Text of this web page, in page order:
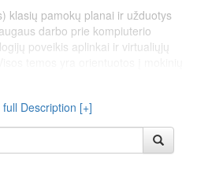
klasių pamokų planai ir užduotys
darbo prie kompiuterio
poveikis aplinkai ir virtualiųjų
bei aktualizuojamos per praktinį
pagrindą skaitmeninei higienai,
ir informaciniam saugumui.
full Description [+]